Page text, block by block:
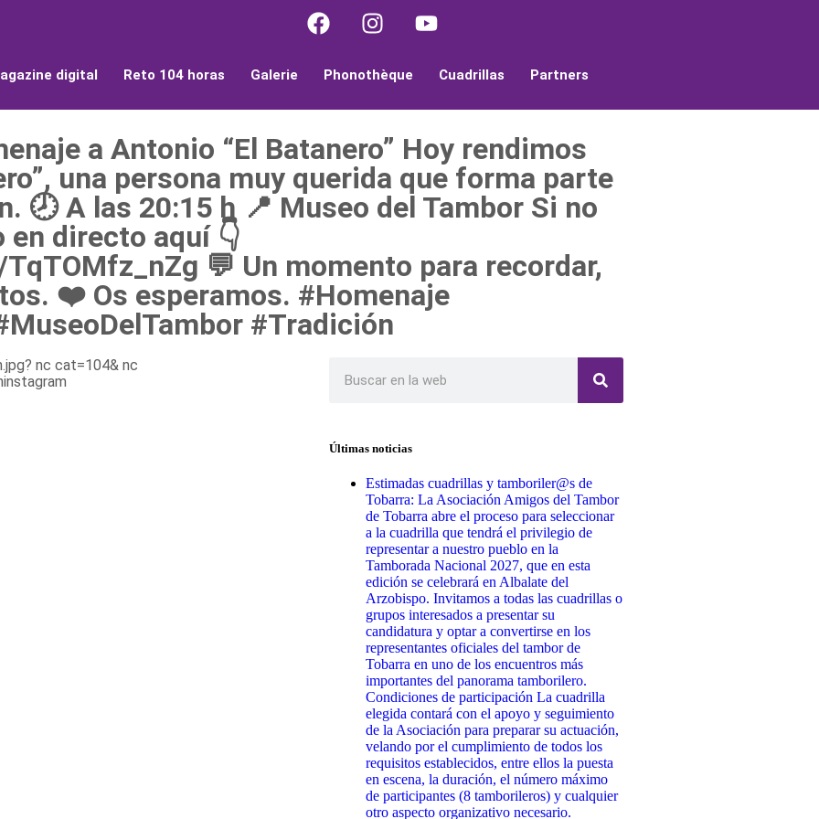
digital Reto 104 horas Galerie Phonothèque Cuadrillas Partners
a Antonio “El Batanero” Hoy rendimos
una persona muy querida que forma parte
🕗 A las 20:15 h 📍 Museo del Tambor Si no
directo aquí 👇
💬 Un momento para recordar,
❤️ Os esperamos. #Homenaje
#Tradición
Últimas noticias
Estimadas cuadrillas y tamboriler@s de
Tobarra: La Asociación Amigos del Tambor
de Tobarra abre el proceso para seleccionar
a la cuadrilla que tendrá el privilegio de
representar a nuestro pueblo en la
Tamborada Nacional 2027, que en esta
edición se celebrará en Albalate del
Arzobispo. Invitamos a todas las cuadrillas o
grupos interesados a presentar su
candidatura y optar a convertirse en los
representantes oficiales del tambor de
Tobarra en uno de los encuentros más
importantes del panorama tamborilero.
Condiciones de participación La cuadrilla
elegida contará con el apoyo y seguimiento
de la Asociación para preparar su actuación,
velando por el cumplimiento de todos los
requisitos establecidos, entre ellos la puesta
en escena, la duración, el número máximo
de participantes (8 tamborileros) y cualquier
otro aspecto organizativo necesario.